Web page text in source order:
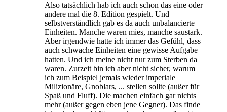
Also tatsächlich hab ich auch schon das eine oder
andere mal die 8. Edition gespielt. Und
selbstverständlich gab es da auch unbalancierte
Einheiten. Manche waren mies, manche saustark.
Aber irgendwie hatte ich immer das Gefühl, dass
auch schwache Einheiten eine gewisse Aufgabe
hatten. Und ich meine nicht nur zum Sterben da
waren. Zurzeit bin ich aber nicht sicher, warum
ich zum Beispiel jemals wieder imperiale
Milizionäre, Gnoblars, ... stellen sollte (außer für
Spaß und Fluff). Die machen einfach gar nichts
mehr (außer gegen eben jene Gegner). Das finde